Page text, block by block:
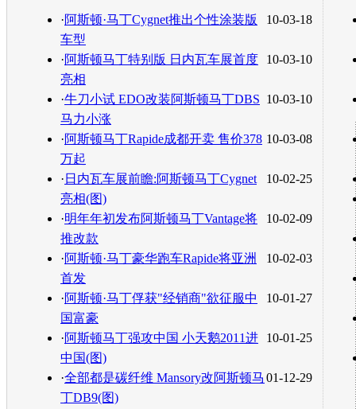
转发至：
10-03-18
·阿斯顿·马丁Cygnet推出个性涂装版
车型
10-03-10
·阿斯顿马丁特别版 日内瓦车展首度
亮相
10-03-10
·牛刀小试 EDO改装阿斯顿马丁DBS
马力小涨
10-03-08
·阿斯顿马丁Rapide成都开卖 售价378
万起
10-02-25
· 日内瓦车展前瞻:阿斯顿马丁Cygnet
亮相(图)
10-02-09
·明年年初发布阿斯顿马丁Vantage将
推改款
10-02-03
·阿斯顿·马丁豪华跑车Rapide将亚洲
首发
10-01-27
·阿斯顿·马丁俘获"经销商"欲征服中
国富豪
10-01-25
·阿斯顿马丁强攻中国 小天鹅2011进
中国(图)
01-12-29
·全部都是碳纤维 Mansory改阿斯顿马
丁DB9(图)